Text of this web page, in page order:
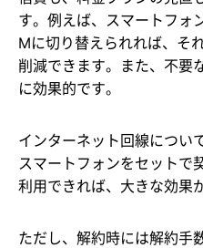
す。例えば、スマートフォ
Mに切り替えられれば、そ
削減できます。また、不要
に効果的です。
インターネット回線につい
スマートフォンをセットで
利用できれば、大きな効果
ただし、解約時には解約手